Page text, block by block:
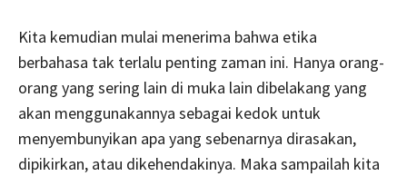
Kita kemudian mulai menerima bahwa etika
berbahasa tak terlalu penting zaman ini. Hanya orang-
orang yang sering lain di muka lain dibelakang yang
akan menggunakannya sebagai kedok untuk
menyembunyikan apa yang sebenarnya dirasakan,
dipikirkan, atau dikehendakinya. Maka sampailah kita